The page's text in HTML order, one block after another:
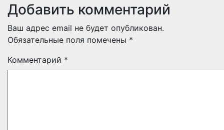
Добавить комментарий
Ваш адрес email не будет опубликован.
Обязательные поля помечены *
Комментарий *